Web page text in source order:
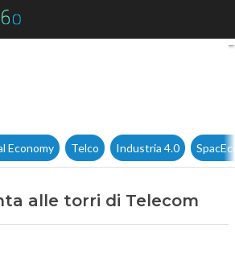
Mediaset punta alle torri di
Economy Telco Industria 4.0
alle torri di Telecom